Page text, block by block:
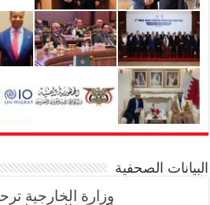
البيانات الصحفية
وزارة الخارجية